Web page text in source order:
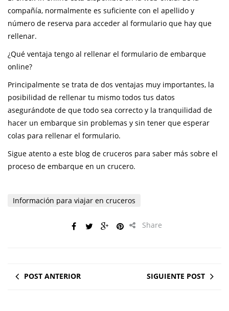
compañía, normalmente es suficiente con el apellido y
número de reserva para acceder al formulario que hay que
rellenar.
¿Qué ventaja tengo al rellenar el formulario de embarque
online?
Principalmente se trata de dos ventajas muy importantes, la
posibilidad de rellenar tu mismo todos tus datos
asegurándote de que todo sea correcto y la tranquilidad de
hacer un embarque sin problemas y sin tener que esperar
colas para rellenar el formulario.
Sigue atento a este blog de cruceros para saber más sobre el
proceso de embarque en un crucero.
Información para viajar en cruceros
Share
POST ANTERIOR SIGUIENTE POST